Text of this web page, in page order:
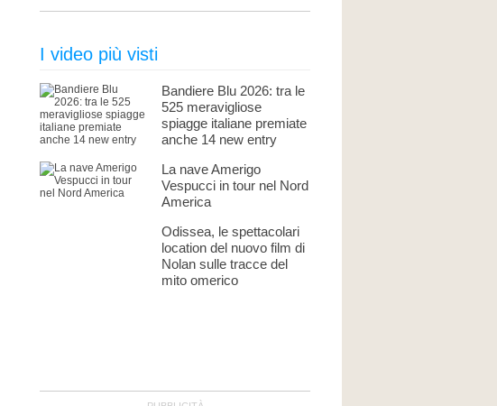
I video più visti
Bandiere Blu 2026: tra le
525 meravigliose
spiagge italiane premiate
anche 14 new entry
La nave Amerigo
Vespucci in tour nel Nord
America
Odissea, le spettacolari
location del nuovo film di
Nolan sulle tracce del
mito omerico